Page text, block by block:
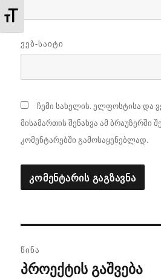
TOGGLE FONT SIZE
ᲕᲔᲑ-ᲡᲐᲘᲢᲘ
ჩემი სახელის. ელფოსტისა და
მისამართის შენახვა ამ ბრაუზერში
კომენტარებში გამოსაყენებლად.
ნავიგაცია
ᲬᲘᲜᲐ
წინა
პროექტის გაშვება